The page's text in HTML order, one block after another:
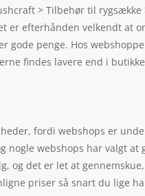
> Tilbehør til
er efterhånden velkendt at
gode penge. Hos
findes lavere end i
fordi webshops er
webshops har valgt
og det er let at
priser så snart du lige